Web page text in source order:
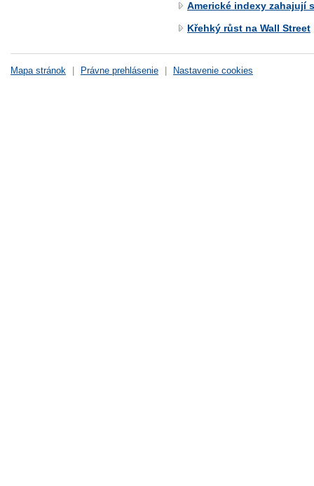
Americké indexy zahajují
Křehký růst na Wall Street
Mapa stránok Právne prehlásenie Nastavenie cookies